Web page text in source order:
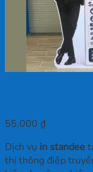
55.000 ₫
Dịch vụ in standee
thị thông điệp